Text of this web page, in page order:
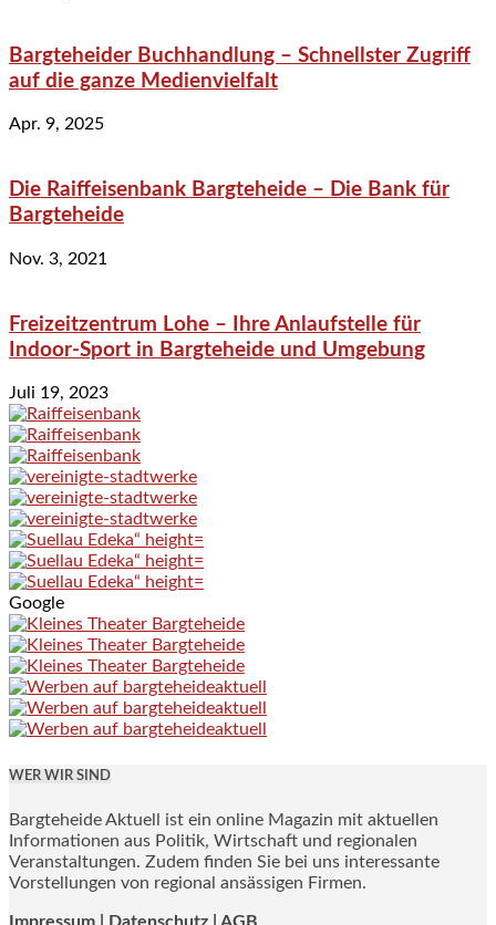
Bargteheider Buchhandlung – Schnellster Zugriff
auf die ganze Medienvielfalt
Apr. 9, 2025
Die Raiffeisenbank Bargteheide – Die Bank für
Bargteheide
Nov. 3, 2021
Freizeitzentrum Lohe – Ihre Anlaufstelle für
Indoor-Sport in Bargteheide und Umgebung
Juli 19, 2023
Google
WER WIR SIND
Bargteheide Aktuell ist ein online Magazin mit aktuellen
Informationen aus Politik, Wirtschaft und regionalen
Veranstaltungen. Zudem finden Sie bei uns interessante
Vorstellungen von regional ansässigen Firmen.